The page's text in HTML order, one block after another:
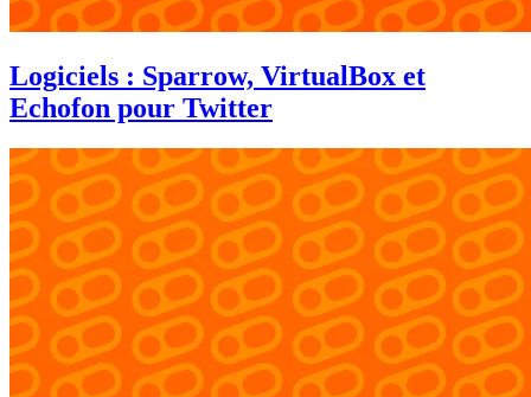
Logiciels : Sparrow, VirtualBox et
Echofon pour Twitter